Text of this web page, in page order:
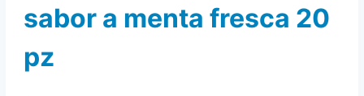
sabor a menta fresca 20
pz